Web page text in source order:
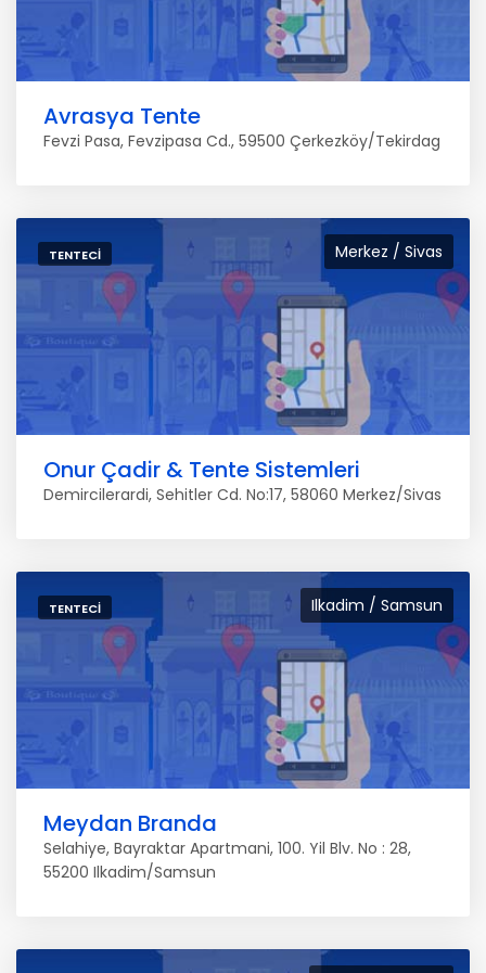
Avrasya Tente
Fevzi Pasa, Fevzipasa Cd., 59500 Çerkezköy/Tekirdag
Merkez / Sivas
TENTECI
Onur Çadir & Tente Sistemleri
Demircilerardi, Sehitler Cd. No:17, 58060 Merkez/Sivas
Ilkadim / Samsun
TENTECI
Meydan Branda
Selahiye, Bayraktar Apartmani, 100. Yil Blv. No : 28,
55200 Ilkadim/Samsun